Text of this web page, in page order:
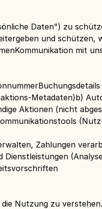
Daten") zu
und schützen,
mit
Metadaten)b)
Aktionen (nicht
Zahlungen
Nutzung zu verstehen.